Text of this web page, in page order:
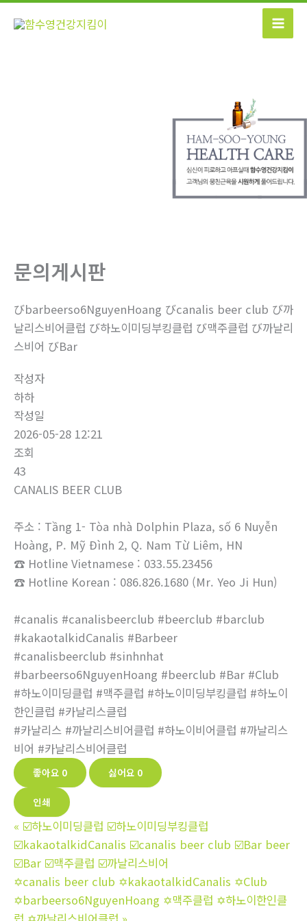
콘
문의게시판
びbarbeerso6NguyenHoang びcanalis beer club び까
날리스비어클럽 び하노이미딩부킹클럽 び맥주클럽 び까날리
스비어 びBar
작성자
하하
작성일
2026-05-28 12:21
조회
43
CANALIS BEER CLUB
주소 : Tầng 1- Tòa nhà Dolphin Plaza, số 6 Nuyễn
Hoàng, P. Mỹ Đình 2, Q. Nam Từ Liêm, HN
☎ Hotline Vietnamese : 033.55.23456
☎ Hotline Korean : 086.826.1680 (Mr. Yeo Ji Hun)
#canalis #canalisbeerclub #beerclub #barclub
#kakaotalkidCanalis #Barbeer
#canalisbeerclub #sinhnhat
#barbeerso6NguyenHoang #beerclub #Bar #Club
#하노이미딩클럽 #맥주클럽 #하노이미딩부킹클럽 #하노이
한인클럽 #카날리스클럽
#카날리스 #까날리스비어클럽 #하노이비어클럽 #까날리스
비어 #카날리스비어클럽
좋아요 0 싫어요 0
인쇄
« ☑️하노이미딩클럽 ☑️하노이미딩부킹클럽
☑️kakaotalkidCanalis ☑️canalis beer club ☑️Bar beer
☑️Bar ☑️맥주클럽 ☑️까날리스비어
✡️canalis beer club ✡️kakaotalkidCanalis ✡️Club
✡️barbeerso6NguyenHoang ✡️맥주클럽 ✡️하노이한인클